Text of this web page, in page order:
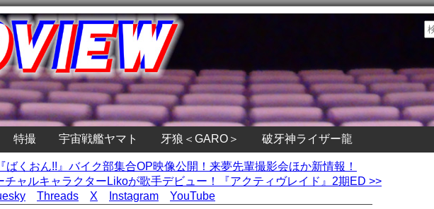
特撮 宇宙戦艦ヤマト 牙狼＜GARO＞ 破牙神ライザー龍
ばくおん!!』バイク部集合OP映像公開！来夢先輩撮影会ほか新情報！
チャルキャラクターLikoが歌手デビュー！『アクティヴレイド』2期ED >>
Threads X Instagram YouTube